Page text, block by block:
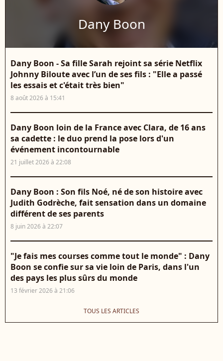
Dany Boon
Dany Boon - Sa fille Sarah rejoint sa série Netflix
Johnny Biloute avec l’un de ses fils : "Elle a passé
les essais et c'était très bien"
8 août 2026 à 15:41
Dany Boon loin de la France avec Clara, de 16 ans
sa cadette : le duo prend la pose lors d'un
événement incontournable
21 juillet 2026 à 22:08
Dany Boon : Son fils Noé, né de son histoire avec
Judith Godrèche, fait sensation dans un domaine
différent de ses parents
8 juin 2026 à 22:07
"Je fais mes courses comme tout le monde" : Dany
Boon se confie sur sa vie loin de Paris, dans l'un
des pays les plus sûrs du monde
13 février 2026 à 21:06
TOUS LES ARTICLES